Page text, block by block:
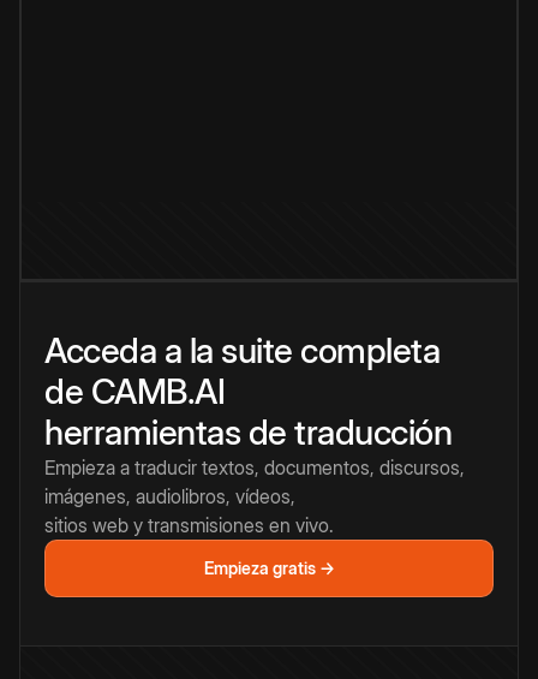
Acceda a la suite completa
de CAMB.AI
herramientas de traducción
Empieza a traducir textos, documentos, discursos,
imágenes, audiolibros, vídeos,
sitios web y transmisiones en vivo.
Empieza gratis →